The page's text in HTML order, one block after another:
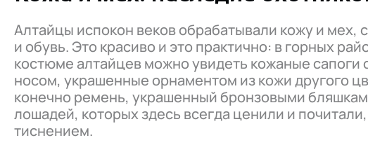
Алтайцы испокон веков обрабатывали кожу и мех,
и обувь. Это красиво и это практично: в горных
костюме алтайцев можно увидеть кожаные сапоги
носом, украшенные орнаментом из кожи другого
конечно ремень, украшенный бронзовыми
лошадей, которых здесь всегда ценили и
тиснением.